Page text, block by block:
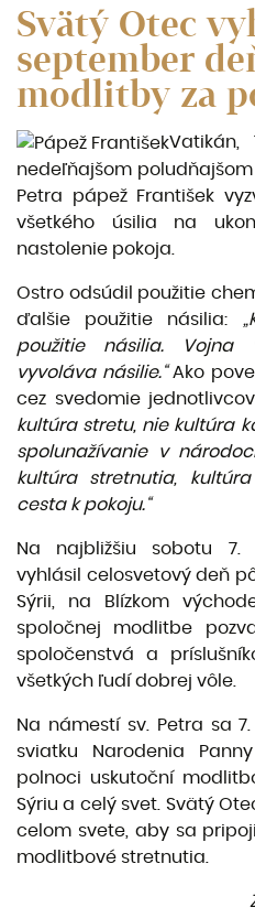
Svätý Otec
september
modlitby za
Vatikán,
nedeľňajšom
Petra pápež František
všetkého úsilia na
nastolenie pokoja.
Ostro odsúdil použitie
ďalšie použitie násilia:
použitie násilia. Vojna
vyvoláva násilie.“Ako
cez svedomie
kultúra stretu, nie kultúra
spolunažívanie v
kultúra stretnutia,
cesta k pokoju.“
Na najbližšiu sobotu 7.
vyhlásil celosvetový deň
Sýrii, na Blízkom
spoločnej modlitbe
spoločenstvá a
všetkých ľudí dobrej vôle.
Na námestí sv. Petra sa
sviatku Narodenia
polnoci uskutoční
Sýriu a celý svet. Svätý
celom svete, aby sa
modlitbové stretnutia.